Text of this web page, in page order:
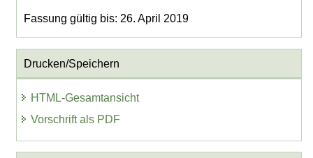
Fassung gültig bis: 26. April 2019
Drucken/Speichern
HTML-Gesamtansicht
Vorschrift als PDF